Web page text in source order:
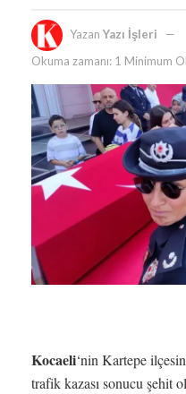
Yazan Yazı İşleri
Okuma zamanı: 1 Minimum
Kocaeli‘nin Kartepe
trafik kazası sonucu şehit